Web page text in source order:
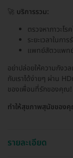
🚀 บริการรวม:
ตรวจหาภาวะโ
ระยะเวลาในก
แพทย์สัตวแพท
อย่าปล่อยให้ความกังว
กับเราได้ง่ายๆ ผ่าน
ของเพื่อนที่รักของคุณ!
ทำให้สุขภาพสุนัขของ
รายละเอียด